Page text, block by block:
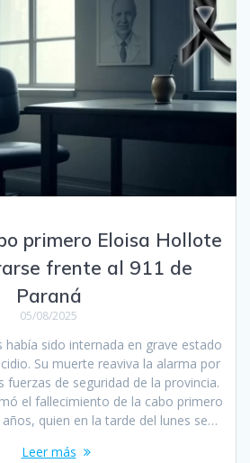
primero Eloisa Hollote
frente al 911 de
Paraná
05/08/2025
había sido internada en grave estado
Su muerte reaviva la alarma por
fuerzas de seguridad de la provincia.
el fallecimiento de la cabo primero
quien en la tarde del lunes se…
Leer más